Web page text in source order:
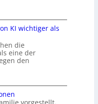
KI wichtiger als
die
eine der
den
vorgestellt,